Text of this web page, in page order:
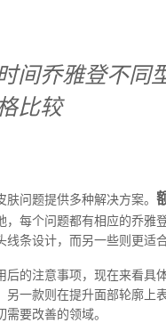
间乔雅登不同
比较
问题提供多种解决方案。
，每个问题都有相应的乔雅
线条设计，而另一些则更适
后的注意事项，现在来看具
另一款则在提升面部轮廓上
要改善的领域。